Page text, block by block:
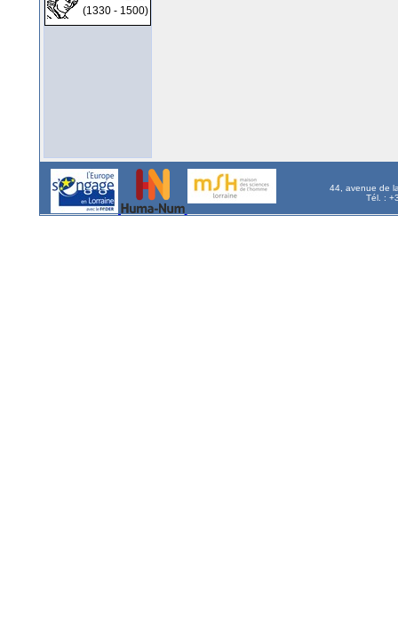
(1330 - 1500)
44, avenue de
Tél. :